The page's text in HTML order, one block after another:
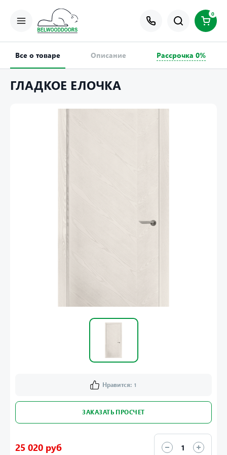
0
Все о товаре Описание Рассрочка 0%
ГЛАДКОЕ ЕЛОЧКА
Нравится: 1
ЗАКАЗАТЬ ПРОСЧЕТ
25 020 руб